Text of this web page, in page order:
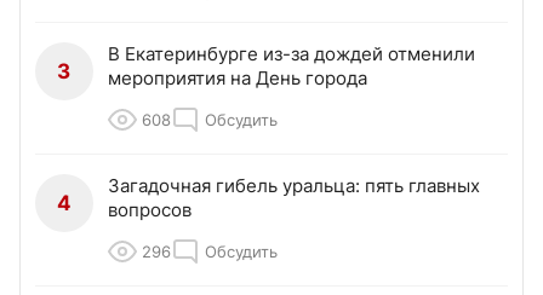
3
В Екатеринбурге из-за дождей отменили
мероприятия на День города
608 Обсудить
4
Загадочная гибель уральца: пять главных
вопросов
296 Обсудить